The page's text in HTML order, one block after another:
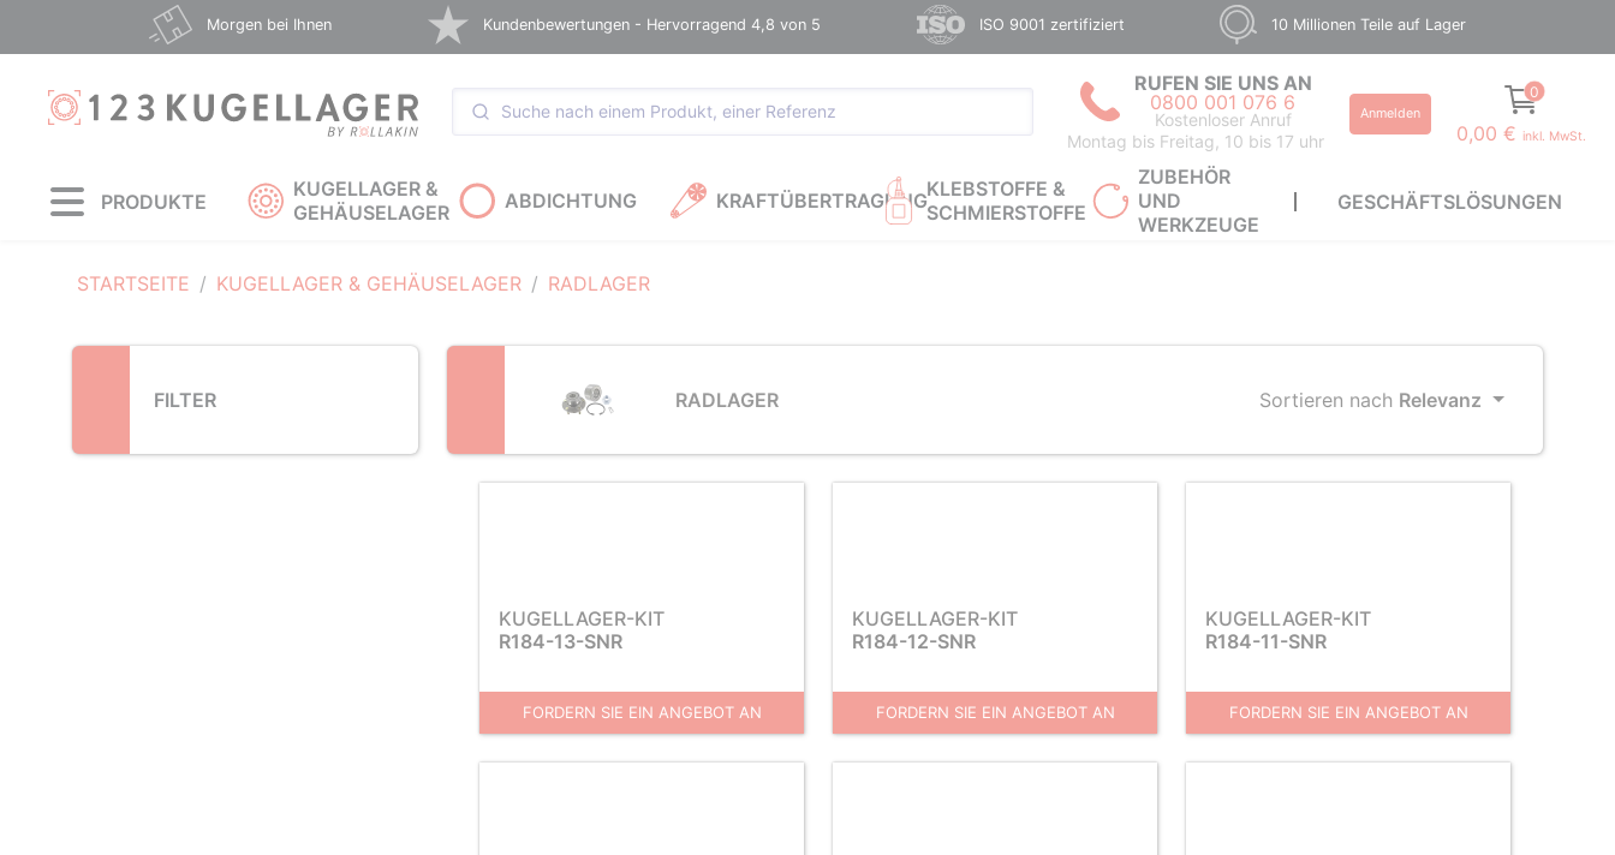
Morgen bei Ihnen Kundenbewertungen - Hervorragend 4,8 von 5 ISO 9001 zertifiziert 10 Millionen Teile auf Lager
RUFEN SIE UNS AN
0800 001 076 6
Kostenloser Anruf
Montag bis Freitag, 10 bis 17 uhr
Anmelden
0
0,00 € inkl. MwSt.
PRODUKTE
KUGELLAGER &
GEHÄUSELAGER
ABDICHTUNG KRAFTÜBERTRAGUNGKLEBSTOFFE &
SCHMIERSTOFFE
ZUBEHÖR
UND
WERKZEUGE
GESCHÄFTSLÖSUNGEN
STARTSEITE KUGELLAGER & GEHÄUSELAGER RADLAGER
FILTER RADLAGER Sortieren nach Relevanz
KUGELLAGER-KIT
R184-13-SNR
FORDERN SIE EIN ANGEBOT AN
KUGELLAGER-KIT
R184-12-SNR
FORDERN SIE EIN ANGEBOT AN
KUGELLAGER-KIT
R184-11-SNR
FORDERN SIE EIN ANGEBOT AN